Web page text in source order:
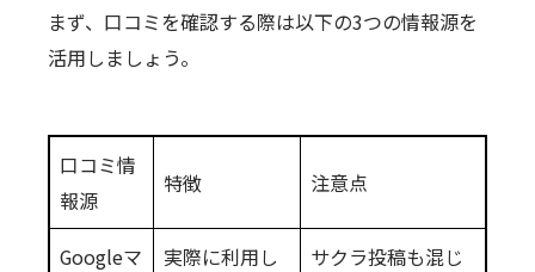
まず、口コミを確認する際は以下の3つの情報源を
活用しましょう。
口コミ情
報源
特徴 注意点
Googleマ
実際に利用し
サクラ投稿も混じ